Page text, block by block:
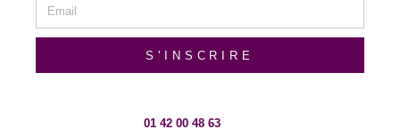
S'INSCRIRE
01 42 00 48 63